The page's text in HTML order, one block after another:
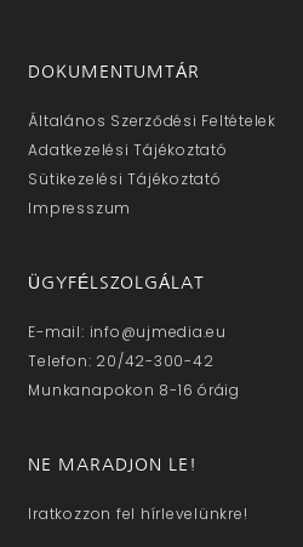
DOKUMENTUMTÁR
Általános Szerződési Feltételek
Adatkezelési Tájékoztató
Sütikezelési Tájékoztató
Impresszum
ÜGYFÉLSZOLGÁLAT
E-mail: info@ujmedia.eu
Telefon: 20/42-300-42
Munkanapokon 8-16 óráig
NE MARADJON LE!
Iratkozzon fel hírlevelünkre!